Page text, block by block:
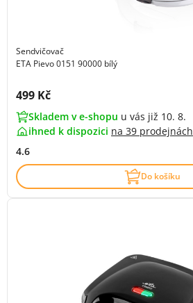
Sendvičovač
ETA Pievo 0151 90000 bílý
Cena s DPH:
499 Kč
Skladem v e-shopu u vás již 10. 8.
ihned k dispozici na 39 prodejnách
4.6
Do košíku